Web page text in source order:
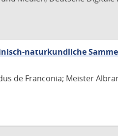
naturkundliche
de Franconia; Meister